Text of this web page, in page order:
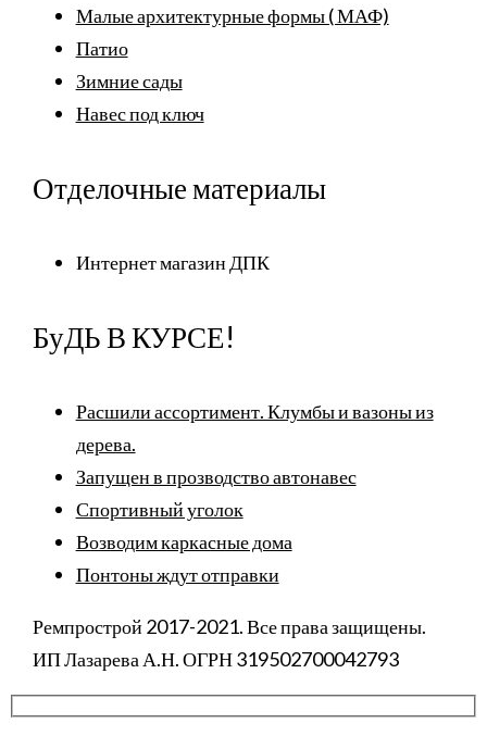
Малые архитектурные формы ( МАФ)
Патио
Зимние сады
Навес под ключ
Отделочные материалы
Интернет магазин ДПК
БуДЬ В КУРСЕ!
Расшили ассортимент. Клумбы и вазоны из
дерева.
Запущен в прозводство автонавес
Спортивный уголок
Возводим каркасные дома
Понтоны ждут отправки
Ремпрострой 2017-2021. Все права защищены.
ИП Лазарева А.Н. ОГРН 319502700042793